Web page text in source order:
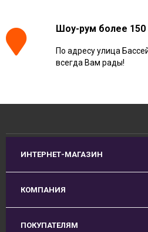
Шоу-рум более 150
По адресу улица
всегда Вам рады!
ИНТЕРНЕТ-МАГАЗИН
КОМПАНИЯ
ПОКУПАТЕЛЯМ